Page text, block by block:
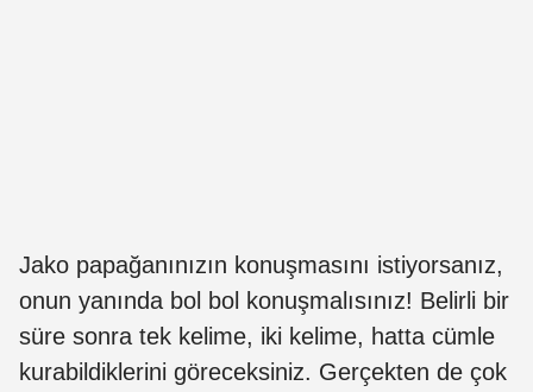
Jako papağanınızın konuşmasını istiyorsanız,
onun yanında bol bol konuşmalısınız! Belirli bir
süre sonra tek kelime, iki kelime, hatta cümle
kurabildiklerini göreceksiniz. Gerçekten de çok